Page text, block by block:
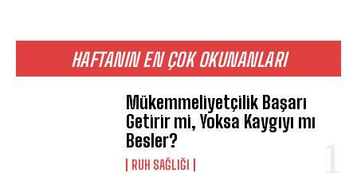
ABONE OL
Gizlilik politikasınıokudum, onaylıyorum.
HAFTANIN EN ÇOK OKUNANLARI
Mükemmeliyetçilik Başarı
Getirir mi, Yoksa Kaygıyı mı
Besler?
⁠RUH SAĞLIĞI